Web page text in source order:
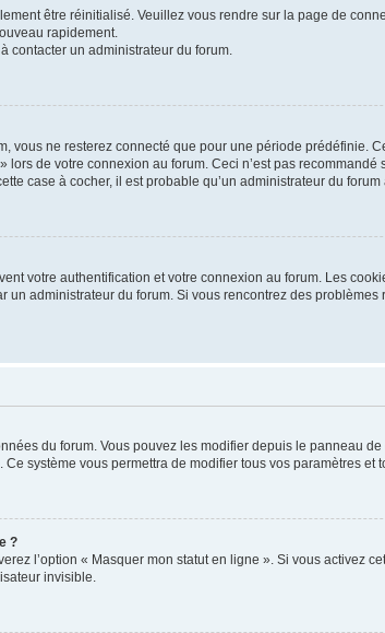
être réinitialisé. Veuillez vous rendre sur la page de
rapidement.
contacter un administrateur du forum.
ne resterez connecté que pour une période prédéfinie.
de votre connexion au forum. Ceci n’est pas
case à cocher, il est probable qu’un administrateur du
votre authentification et votre connexion au forum. Les
administrateur du forum. Si vous rencontrez des
du forum. Vous pouvez les modifier depuis le panneau
système vous permettra de modifier tous vos paramètres et
?
l’option « Masquer mon statut en ligne ». Si vous activez
invisible.